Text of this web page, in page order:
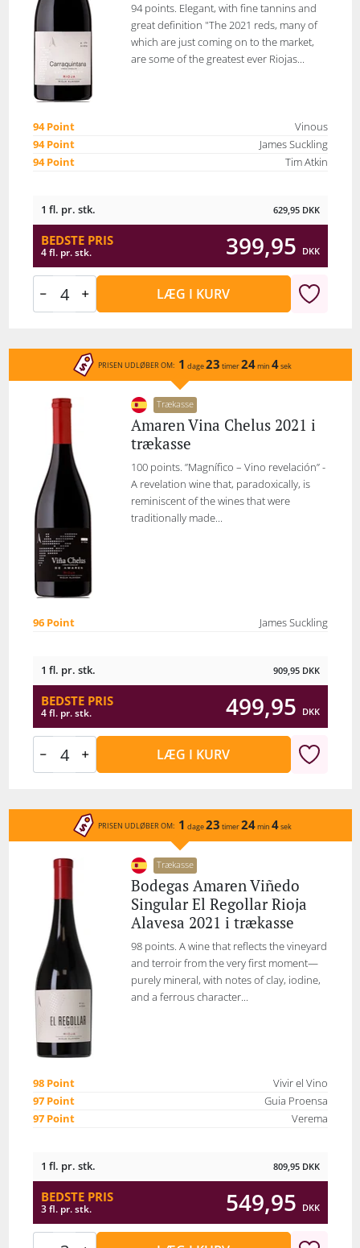
94 points. Elegant, with fine tannins and
great definition "The 2021 reds, many of
which are just coming on to the market,
are some of the greatest ever Riojas...
94 Point
Vinous
94 Point
James Suckling
94 Point
Tim Atkin
1 fl. pr. stk. 629,95 DKK
BEDSTE PRIS
4 fl. pr. stk. 399,95 DKK
LÆG I KURV
PRISEN UDLØBER OM: 1 dage23 timer24min 4sek
Trækasse
Amaren Vina Chelus 2021 i
trækasse
100 points. ”Magnífico – Vino revelación” -
A revelation wine that, paradoxically, is
reminiscent of the wines that were
traditionally made...
96 Point James Suckling
1 fl. pr. stk. 909,95 DKK
BEDSTE PRIS
4 fl. pr. stk. 499,95 DKK
LÆG I KURV
PRISEN UDLØBER OM: 1 dage23 timer24min 4sek
Trækasse
Bodegas Amaren Viñedo
Singular El Regollar Rioja
Alavesa 2021 i trækasse
98 points. A wine that reflects the vineyard
and terroir from the very first moment—
purely mineral, with notes of clay, iodine,
and a ferrous character...
98 Point
Vivir el Vino
97 Point
Guia Proensa
97 Point
Verema
1 fl. pr. stk. 809,95 DKK
BEDSTE PRIS
3 fl. pr. stk. 549,95 DKK